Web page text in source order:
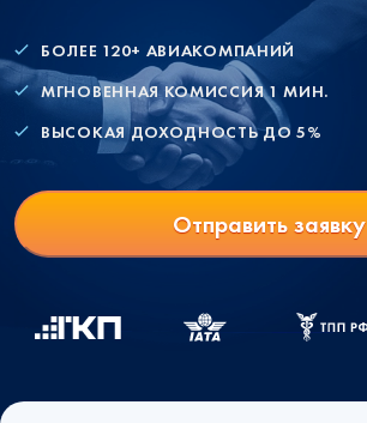
БОЛЕЕ 120+ АВИАКОМПАНИЙ
МГНОВЕННАЯ КОМИССИЯ 1 МИН.
ВЫСОКАЯ ДОХОДНОСТЬ ДО 5%
Отправить заявку